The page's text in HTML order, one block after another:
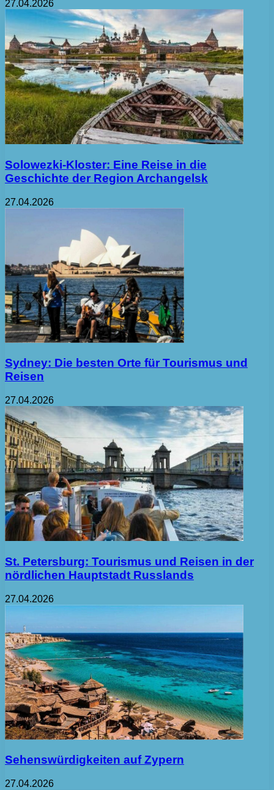
27.04.2026
Solowezki-Kloster: Eine Reise in die
Geschichte der Region Archangelsk
27.04.2026
Sydney: Die besten Orte für Tourismus und
Reisen
27.04.2026
St. Petersburg: Tourismus und Reisen in der
nördlichen Hauptstadt Russlands
27.04.2026
Sehenswürdigkeiten auf Zypern
27.04.2026